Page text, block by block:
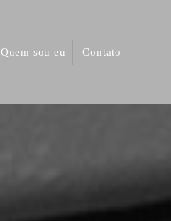
Quem sou eu Contato